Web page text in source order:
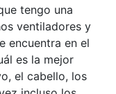
tengo una
ventiladores y
encuentra en el
es la mejor
el cabello, los